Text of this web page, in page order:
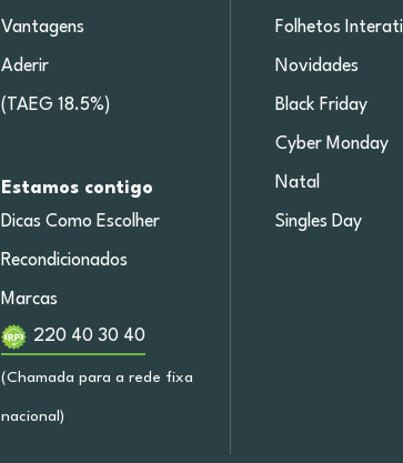
Vantagens
Aderir
(TAEG 18.5%)
Estamos contigo
Dicas Como Escolher
Recondicionados
Marcas
220 40 30 40
(Chamada para a rede fixa
nacional)
Folhetos
Novidades
Black Friday
Cyber Monday
Natal
Singles Day